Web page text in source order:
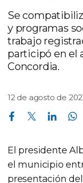
Se
y programas
trabajo
participó en el
Concordia.
12 de agosto de
Compartir en Facebook Compartir en Twitter Compartir en Linkedin Compartir en Whatsapp
El presidente
el municipio
presentación del